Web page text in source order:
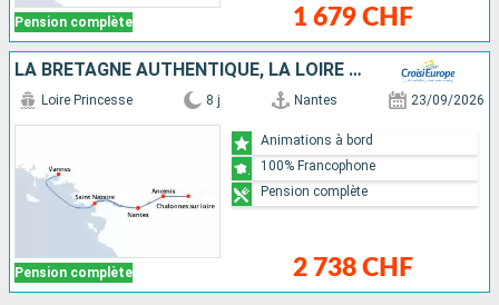
Pension complète 1 679 CHF
LA BRETAGNE AUTHENTIQUE, LA LOIRE ET SES CHÂTEAUX, UN HÉRITAGE ROYAL
Pension complète
Loire Princesse 8 j Nantes 23/09/2026
2 738 CHF
Animations à bord
100% Francophone
Pension complète